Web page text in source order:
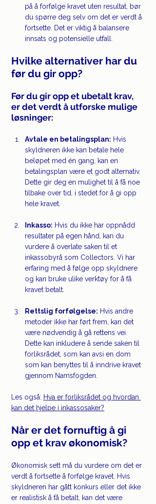
på å forfølge kravet uten resultat, bør
du spørre deg selv om det er verdt å
fortsette. Det er viktig å balansere
innsats og potensielle utfall.
Hvilke alternativer har du
før du gir opp?
Før du gir opp et ubetalt krav,
er det verdt å utforske mulige
løsninger:
Avtale en betalingsplan: Hvis
skyldneren ikke kan betale hele
beløpet med én gang, kan en
betalingsplan være et godt alternativ.
Dette gir deg en mulighet til å få noe
tilbake over tid, i stedet for å gi opp
hele kravet.
Inkasso: Hvis du ikke har oppnådd
resultater på egen hånd, kan du
vurdere å overlate saken til et
inkassobyrå som Collectors. Vi har
erfaring med å følge opp skyldnere
og kan bruke ulike verktøy for å få
kravet betalt.
Rettslig forfølgelse: Hvis andre
metoder ikke har ført frem, kan det
være nødvendig å gå rettens vei.
Dette kan inkludere å sende saken til
forliksrådet, som kan avsi en dom
som kan benyttes til å inndrive kravet
gjennom Namsfogden.
Les også: Hva er forliksrådet og hvordan
kan det hjelpe i inkassosaker?
Når er det fornuftig å gi
opp et krav økonomisk?
Økonomisk sett må du vurdere om det er
verdt å fortsette å forfølge kravet. Hvis
skyldneren har gått konkurs eller det ikke
er realistisk å få betalt, kan det være